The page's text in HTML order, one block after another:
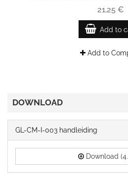
21,25 €
Add to
Add to
DOWNLOAD
GL-CM-I-003 handleiding
Download